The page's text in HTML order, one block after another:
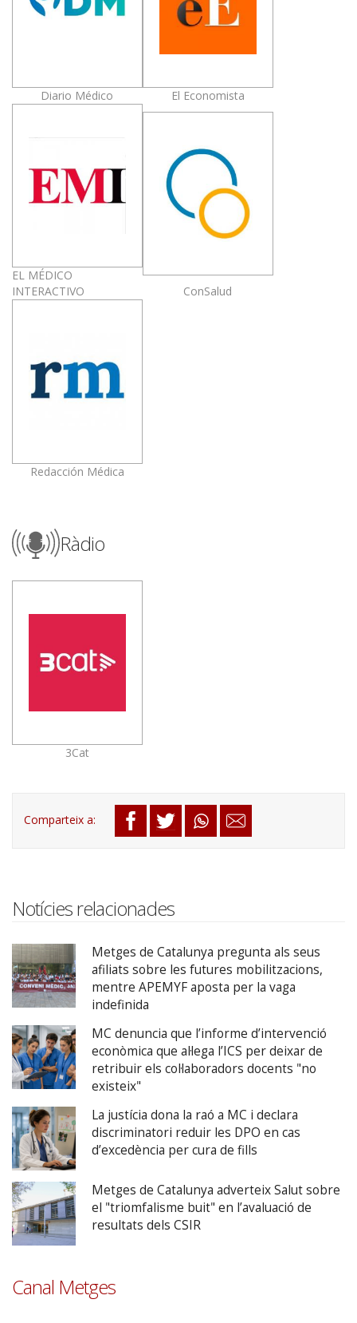
Diario Médico El Economista
EL MÉDICO
INTERACTIVO
ConSalud
Redacción Médica
Ràdio
3Cat
Notícies relacionades
Metges de Catalunya pregunta als seus
afiliats sobre les futures mobilitzacions,
mentre APEMYF aposta per la vaga
indefinida
MC denuncia que l’informe d’intervenció
econòmica que al·lega l’ICS per deixar de
retribuir els col·laboradors docents "no
existeix"
La justícia dona la raó a MC i declara
discriminatori reduir les DPO en cas
d’excedència per cura de fills
Metges de Catalunya adverteix Salut sobre
el "triomfalisme buit" en l’avaluació de
resultats dels CSIR
Canal Metges